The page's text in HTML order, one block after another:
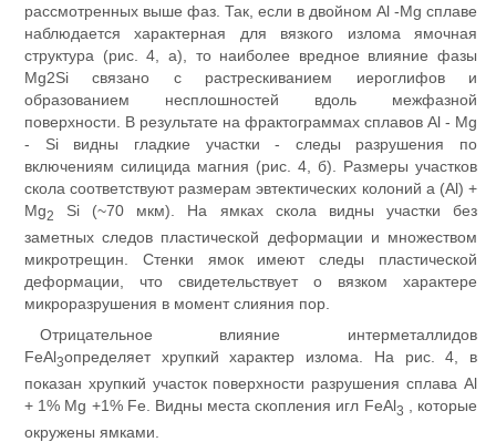
рассмотренных выше фаз. Так, если в двойном Al -Mg сплаве
наблюдается характерная для вязкого излома ямочная
структура (рис. 4, а), то наиболее вредное влияние фазы
Mg2Si связано с растрескиванием иероглифов и
образованием несплошностей вдоль межфазной
поверхности. В результате на фрактограммах сплавов Al - Mg
- Si видны гладкие участки - следы разрушения по
включениям силицида магния (рис. 4, б). Размеры участков
скола соответствуют размерам эвтектических колоний a (Al) +
Mg2
Si (~70 мкм). На ямках скола видны участки без
заметных следов пластической деформации и множеством
микротрещин. Стенки ямок имеют следы пластической
деформации, что свидетельствует о вязком характере
микроразрушения в момент слияния пор.
Отрицательное влияние интерметаллидов
FeAl 3определяет хрупкий характер излома. На рис. 4, в
показан хрупкий участок поверхности разрушения сплава Al
+ 1% Mg +1% Fe. Видны места скопления игл FeAl 3 , которые
окружены ямками.